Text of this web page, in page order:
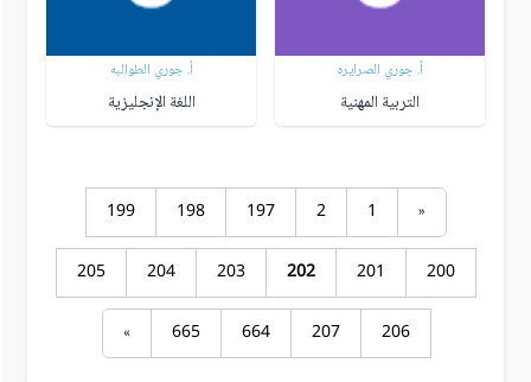
أ. جوري الصرايره
التربية المهنية
أ. جوري الطوالبه
اللغة الإنجليزية
«
1
2
197
198
199
200
201
202
203
204
205
206
207
664
665
»